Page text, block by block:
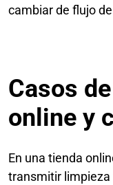
cambiar de flujo
Casos
online y
En una tienda
transmitir limpieza